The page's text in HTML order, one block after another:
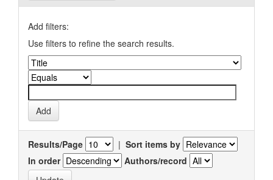
Add filters:
Use filters to refine the search results.
Results/Page | Sort items by
In order
Authors/record